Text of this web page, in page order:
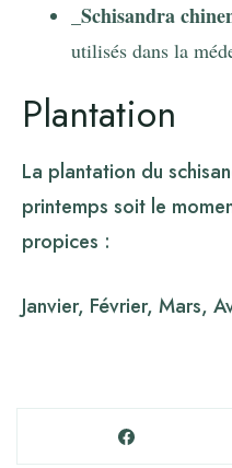
_Schisandra
utilisés dans la
Plantation
La plantation du
printemps soit le
propices :
Janvier, Février, Mars,